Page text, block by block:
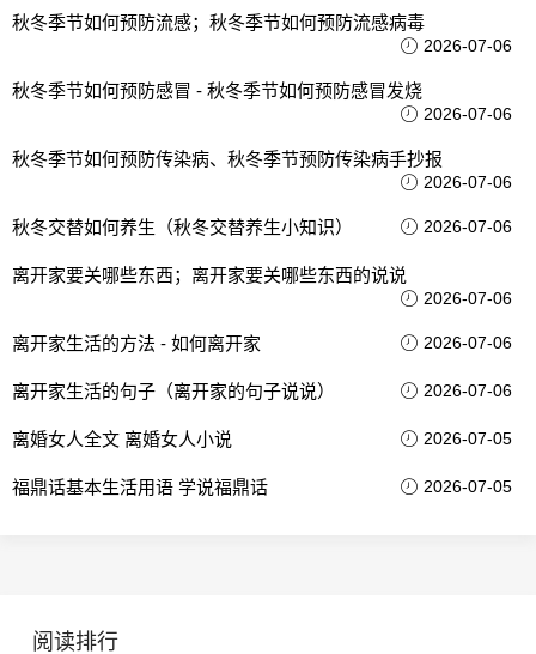
秋冬季节如何预防流感；秋冬季节如何预防流感病毒
2026-07-06
秋冬季节如何预防感冒 - 秋冬季节如何预防感冒发烧
2026-07-06
秋冬季节如何预防传染病、秋冬季节预防传染病手抄报
2026-07-06
秋冬交替如何养生（秋冬交替养生小知识） 2026-07-06
离开家要关哪些东西；离开家要关哪些东西的说说
2026-07-06
离开家生活的方法 - 如何离开家 2026-07-06
离开家生活的句子（离开家的句子说说） 2026-07-06
离婚女人全文 离婚女人小说 2026-07-05
福鼎话基本生活用语 学说福鼎话 2026-07-05
阅读排行